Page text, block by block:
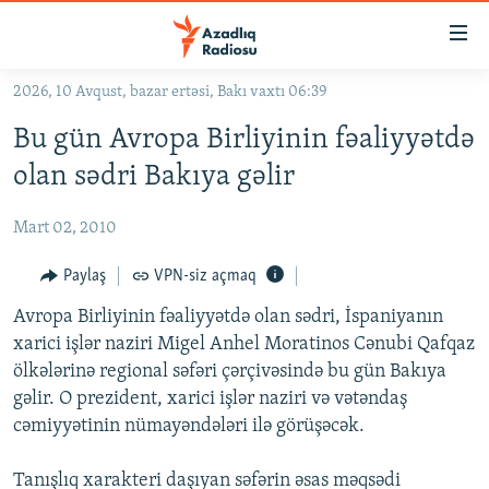
Əsas
qayıt
Əsas
qayıt
#İZAHLA
#ƏSLINDƏ
FƏRQƏ BAX
QANUNI DOĞRU
ARAŞDIRMA
MULTIMEDIA
VIDEO
FOTOQALEREYA
RADIO ARXIV
OXU ZALI
HAQQIMIZDA
2026, 10 Avqust, bazar ertəsi, Bakı vaxtı 06:39
Bu gün Avropa Birliyinin fəaliyyətdə
olan sədri Bakıya gəlir
Mart 02, 2010
Paylaş VPN-siz açmaq
Avropa Birliyinin fəaliyyətdə olan sədri, İspaniyanın
xarici işlər naziri Migel Anhel Moratinos Cənubi Qafqaz
ölkələrinə regional səfəri çərçivəsində bu gün Bakıya
gəlir. O prezident, xarici işlər naziri və vətəndaş
cəmiyyətinin nümayəndələri ilə görüşəcək.
Tanışlıq xarakteri daşıyan səfərin əsas məqsədi